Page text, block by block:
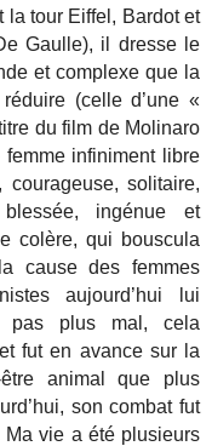
la tour Eiffel, Bardot et
Gaulle), il dresse le
et complexe que la
(celle d’une «
du film de Molinaro
infiniment libre
solitaire,
ingénue et
colère, qui bouscula
cause des femmes
aujourd’hui lui
pas plus mal, cela
fut en avance sur la
animal que plus
son combat fut
vie a été plusieurs